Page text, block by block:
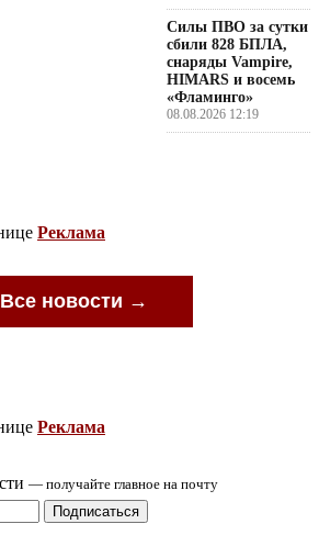
Силы ПВО за сутки
сбили 828 БПЛА,
снаряды Vampire,
HIMARS и восемь
«Фламинго»
08.08.2026 12:19
Реклама
Все новости →
Реклама
— получайте главное на почту
Подписаться